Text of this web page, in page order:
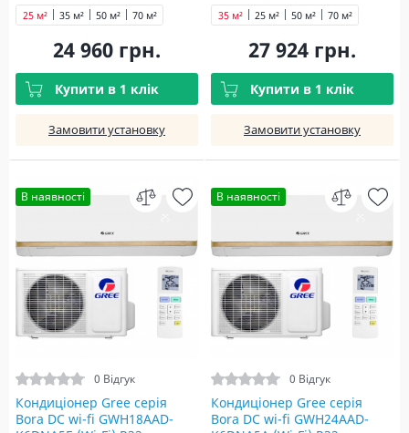
25 м² 35 м² 50 м² 70 м²
24 960 грн.
Купити в 1 клік
Замовити установку
25 м²
35 м² 50 м² 70 м²
27 924 грн.
Купити в 1 клік
Замовити установку
В наявності
0 Відгук
Кондиціонер Gree серія
Bora DC wi-fi GWH18AAD-
В наявності
0 Відгук
Кондиціонер Gree серія
Bora DC wi-fi GWH24AAD-